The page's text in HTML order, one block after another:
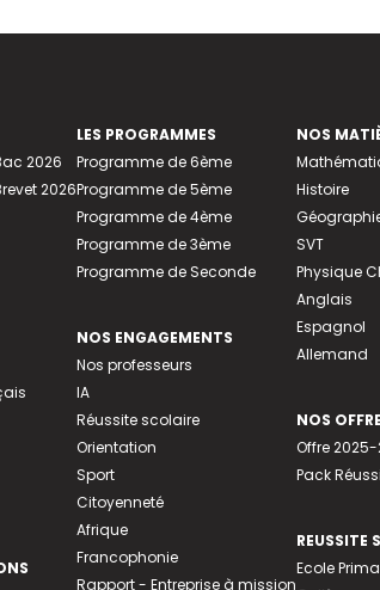
2026
2026
LES PROGRAMMES
Programme de 6ème
Programme de 5ème
Programme de 4ème
Programme de 3ème
Programme de Seconde
NOS ENGAGEMENTS
Nos professeurs
IA
Réussite scolaire
Orientation
Sport
Citoyenneté
Afrique
Francophonie
Rapport - Entreprise à mission
NOS
Histoire
SVT
Physique
Anglais
Espagnol
Allemand
NOS
Offre
Pack
REUSSITE
Ecole